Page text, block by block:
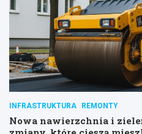
INFRASTRUKTURA REMONTY
Nowa nawierzchnia i